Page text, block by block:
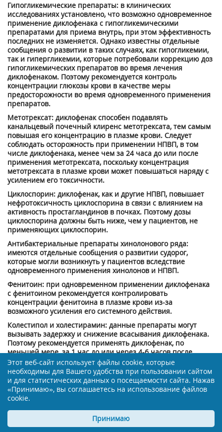
Гипогликемические препараты: в клинических
исследованиях установлено, что возможно одновременное
применение диклофенака с гипогликемическими
препаратами для приема внутрь, при этом эффективность
последних не изменяется. Однако известны отдельные
сообщения о развитии в таких случаях, как гипогликемии,
так и гипергликемии, которые потребовали коррекцию доз
гипогликемических препаратов во время лечения
диклофенаком. Поэтому рекомендуется контроль
концентрации глюкозы крови в качестве меры
предосторожности во время одновременного применения
препаратов.
Метотрексат: диклофенак способен подавлять
канальцевый почечный клиренс метотрексата, тем самым
повышая его концентрацию в плазме крови. Следует
соблюдать осторожность при применении НПВП, в том
числе диклофенака, менее чем за 24 часа до или после
применения метотрексата, поскольку концентрация
метотрексата в плазме крови может повышаться наряду с
усилением его токсичности.
Циклоспорин: диклофенак, как и другие НПВП, повышает
нефротоксичность циклоспорина в связи с влиянием на
активность простагландинов в почках. Поэтому дозы
циклоспорина должны быть ниже, чем у пациентов, не
применяющих циклоспорин.
Антибактериальные препараты хинолонового ряда:
имеются отдельные сообщения о развитии судорог,
которые могли возникнуть у пациентов вследствие
одновременного применения хинолонов и НПВП.
Фенитоин: при одновременном применении диклофенака
с фенитоином рекомендуется контролировать
концентрации фенитоина в плазме крови из-за
возможного усиления его системного действия.
Колестипол и холестирамин: данные препараты могут
вызывать задержку и снижение всасывания диклофенака.
Поэтому рекомендуется применять диклофенак, по
меньшей мере, за 1 час до или через 4-6 часов после
приема колестипола/колестирамина.
Мощные ингибиторы изофермента CYP2C9: следует
соблюдать осторожность при одновременном применении
диклофенака с мощными ингибиторами изофермента
CYP2C9 (такими как сульфинпиразон и вориконазол), что
может привести к значимому повышению равновесной
концентрации диклофенака в плазме крови и усиления его
системного действия в связи с ингибированием
Этот веб-сайт использует файлы cookie, которые
необходимы для Вашего удобства при пользовании сайтом
и для статистических данных о посещаемости сайта. Нажав
«Принимаю», вы соглашаетесь на использование файлов
cookie.
Принимаю